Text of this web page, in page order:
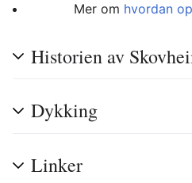
Mer om hvordan
Historien av
Dykking
Linker